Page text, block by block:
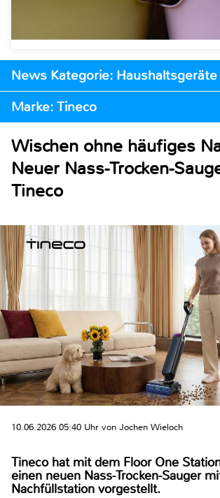
News Kategorie: Haushaltsgeräte
Marke: Tineco
Wischen ohne häufiges
Neuer Nass-Trocken-
Tineco
10.06.2026 05:40 Uhr von Jochen Wieloch
Tineco hat mit dem Floor One
einen neuen Nass-Trocken-Sauger
Nachfüllstation vorgestellt.